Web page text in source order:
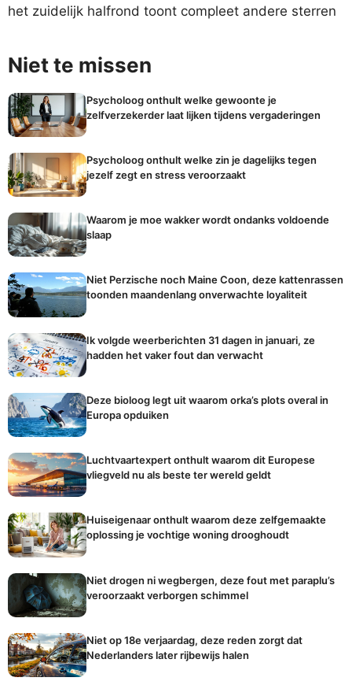
het zuidelijk halfrond toont compleet andere sterren
Niet te missen
Psycholoog onthult welke gewoonte je
zelfverzekerder laat lijken tijdens vergaderingen
Psycholoog onthult welke zin je dagelijks tegen
jezelf zegt en stress veroorzaakt
Waarom je moe wakker wordt ondanks voldoende
slaap
Niet Perzische noch Maine Coon, deze kattenrassen
toonden maandenlang onverwachte loyaliteit
Ik volgde weerberichten 31 dagen in januari, ze
hadden het vaker fout dan verwacht
Deze bioloog legt uit waarom orka’s plots overal in
Europa opduiken
Luchtvaartexpert onthult waarom dit Europese
vliegveld nu als beste ter wereld geldt
Huiseigenaar onthult waarom deze zelfgemaakte
oplossing je vochtige woning drooghoudt
Niet drogen ni wegbergen, deze fout met paraplu’s
veroorzaakt verborgen schimmel
Niet op 18e verjaardag, deze reden zorgt dat
Nederlanders later rijbewijs halen